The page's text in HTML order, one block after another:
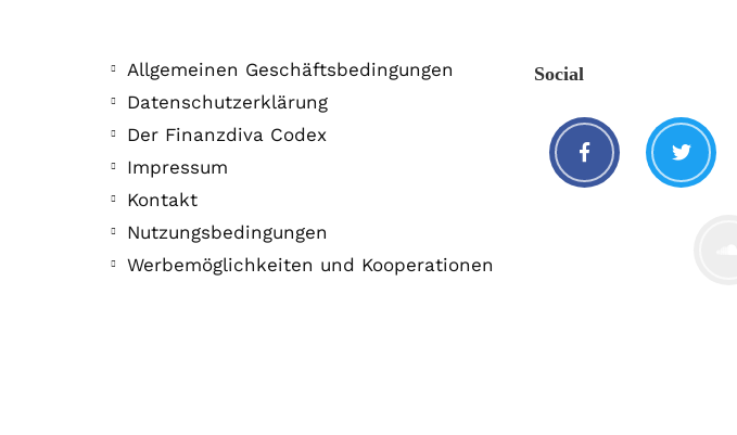
Allgemeinen Geschäftsbedingungen
Datenschutzerklärung
Der Finanzdiva Codex
Impressum
Kontakt
Nutzungsbedingungen
Werbemöglichkeiten und Kooperationen
Social